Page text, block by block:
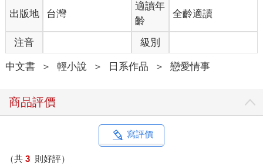
（該說是平凡……還是不起眼呢？感覺是個個性陰沉的女人
啊。）
要是繼續惡化下去，她看起來說不定會變得像個幽魂。根據新聽
來的情報，她在和久堂家當家訂婚後，外表和內在應該都開始出
新鬱悶地嘆了一口氣時，朝這裡走過來的她，身子突然失去平衡
出版地 台灣
適讀年
齡
全齡適讀
注音 級別
中文書 ＞ 輕小說 ＞ 日系作品 ＞ 戀愛情事
商品評價
寫評價
（共 3 則好評）